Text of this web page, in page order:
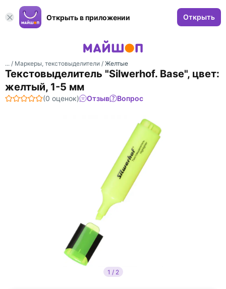
Открыть в приложении Открыть
... / Маркеры, текстовыделители / Желтые
Текстовыделитель "Silwerhof. Base", цвет:
желтый, 1-5 мм
(0 оценок) Отзыв Вопрос
1 / 2